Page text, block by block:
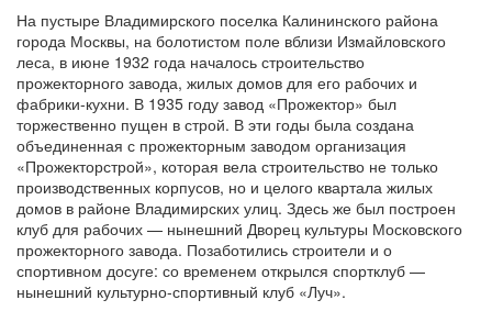
На пустыре Владимирского поселка Калининского района
города Москвы, на болотистом поле вблизи Измайловского
леса, в июне 1932 года началось строительство
прожекторного завода, жилых домов для его рабочих и
фабрики-кухни. В 1935 году завод «Прожектор» был
торжественно пущен в строй. В эти годы была создана
объединенная с прожекторным заводом организация
«Прожекторстрой», которая вела строительство не только
производственных корпусов, но и целого квартала жилых
домов в районе Владимирских улиц. Здесь же был построен
клуб для рабочих — нынешний Дворец культуры Московского
прожекторного завода. Позаботились строители и о
спортивном досуге: со временем открылся спортклуб —
нынешний культурно-спортивный клуб «Луч».